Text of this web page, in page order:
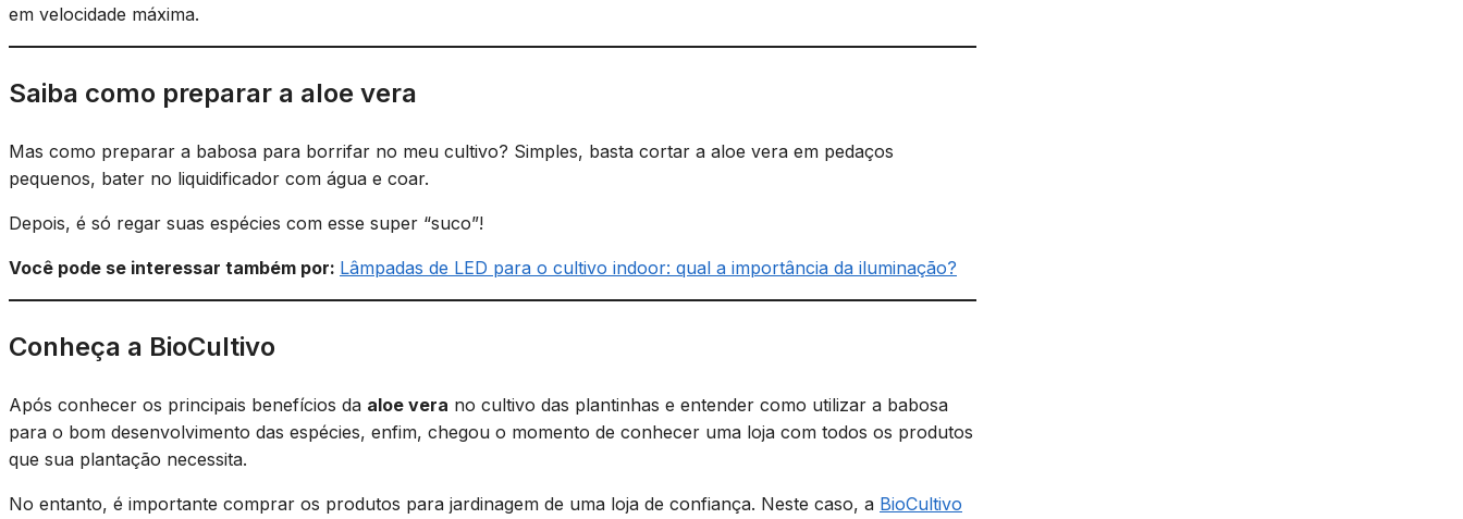
em velocidade máxima.
Saiba como preparar a aloe vera
Mas como preparar a babosa para borrifar no meu cultivo? Simples, basta cortar a aloe vera em pedaços
pequenos, bater no liquidificador com água e coar.
Depois, é só regar suas espécies com esse super “suco”!
Você pode se interessar também por: Lâmpadas de LED para o cultivo indoor: qual a importância da iluminação?
Conheça a BioCultivo
Após conhecer os principais benefícios da aloe vera no cultivo das plantinhas e entender como utilizar a babosa
para o bom desenvolvimento das espécies, enfim, chegou o momento de conhecer uma loja com todos os produtos
que sua plantação necessita.
No entanto, é importante comprar os produtos para jardinagem de uma loja de confiança. Neste caso, a BioCultivo